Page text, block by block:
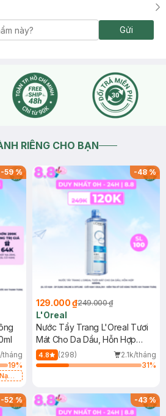
Gửi
RIÊNG CHO BẠN
-59%
tháng
19%
-48%
129.000 ₫249.000 ₫
L'Oreal
Nước Tẩy Trang L'Oreal Tươi
Mát Cho Da Dầu, Hỗn Hợp
400ml
4.8 (298)
2.1k/tháng
31%
-52% -43%